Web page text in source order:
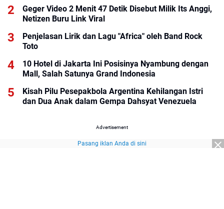
Geger Video 2 Menit 47 Detik Disebut Milik Its Anggi,
Netizen Buru Link Viral
Penjelasan Lirik dan Lagu "Africa" oleh Band Rock
Toto
10 Hotel di Jakarta Ini Posisinya Nyambung dengan
Mall, Salah Satunya Grand Indonesia
Kisah Pilu Pesepakbola Argentina Kehilangan Istri
dan Dua Anak dalam Gempa Dahsyat Venezuela
Advertisement
Pasang iklan Anda di sini